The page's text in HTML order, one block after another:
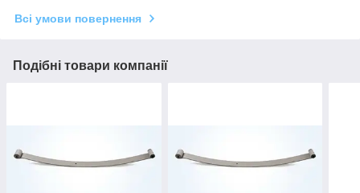
Всі умови повернення
Подібні товари компанії